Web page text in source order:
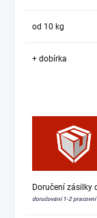
od 10 kg
+ dobírka
Doručení zásilky
doručování 1-2 pracovní